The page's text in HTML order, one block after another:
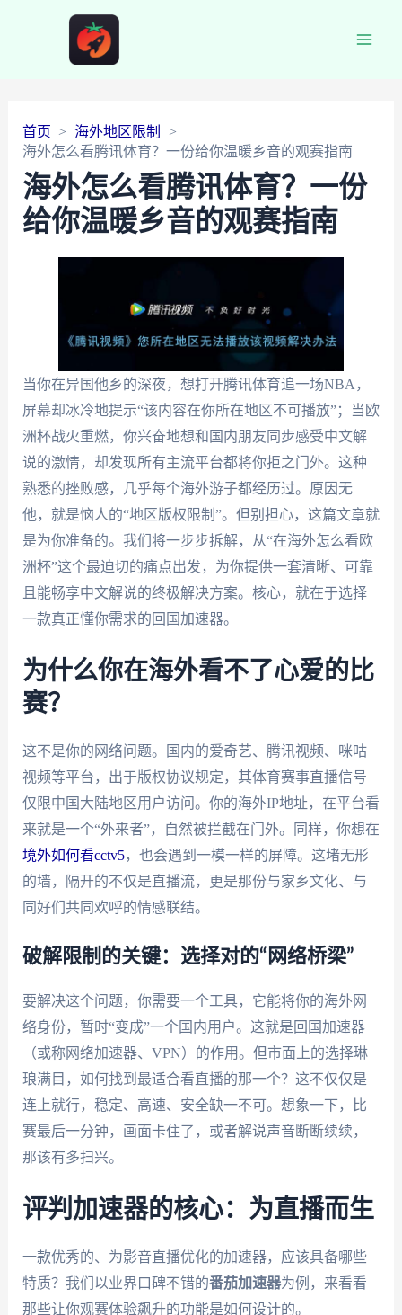
首页
海外地区限制
海外怎么看腾讯体育？一份给你温暖乡音的观赛指南
海外怎么看腾讯体育？一份
给你温暖乡音的观赛指南
当你在异国他乡的深夜，想打开腾讯体育追一场NBA，
屏幕却冰冷地提示“该内容在你所在地区不可播放”；当欧
洲杯战火重燃，你兴奋地想和国内朋友同步感受中文解
说的激情，却发现所有主流平台都将你拒之门外。这种
熟悉的挫败感，几乎每个海外游子都经历过。原因无
他，就是恼人的“地区版权限制”。但别担心，这篇文章就
是为你准备的。我们将一步步拆解，从“在海外怎么看欧
洲杯”这个最迫切的痛点出发，为你提供一套清晰、可靠
且能畅享中文解说的终极解决方案。核心，就在于选择
一款真正懂你需求的回国加速器。
为什么你在海外看不了心爱的比
赛？
这不是你的网络问题。国内的爱奇艺、腾讯视频、咪咕
视频等平台，出于版权协议规定，其体育赛事直播信号
仅限中国大陆地区用户访问。你的海外IP地址，在平台看
来就是一个“外来者”，自然被拦截在门外。同样，你想在
境外如何看cctv5，也会遇到一模一样的屏障。这堵无形
的墙，隔开的不仅是直播流，更是那份与家乡文化、与
同好们共同欢呼的情感联结。
破解限制的关键：选择对的“网络桥梁”
要解决这个问题，你需要一个工具，它能将你的海外网
络身份，暂时“变成”一个国内用户。这就是回国加速器
（或称网络加速器、VPN）的作用。但市面上的选择琳
琅满目，如何找到最适合看直播的那一个？这不仅仅是
连上就行，稳定、高速、安全缺一不可。想象一下，比
赛最后一分钟，画面卡住了，或者解说声音断断续续，
那该有多扫兴。
评判加速器的核心：为直播而生
一款优秀的、为影音直播优化的加速器，应该具备哪些
特质？我们以业界口碑不错的番茄加速器为例，来看看
那些让你观赛体验飙升的功能是如何设计的。